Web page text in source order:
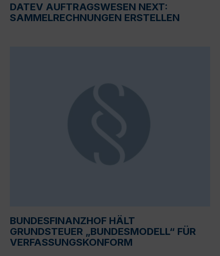
DATEV AUFTRAGSWESEN NEXT:
SAMMELRECHNUNGEN ERSTELLEN
BUNDESFINANZHOF HÄLT
GRUNDSTEUER „BUNDESMODELL“ FÜR
VERFASSUNGSKONFORM